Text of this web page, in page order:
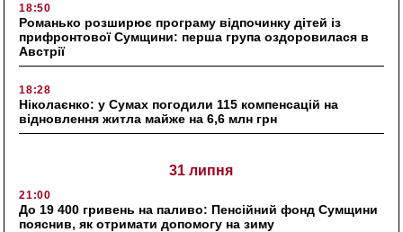
18:50
Романько розширює програму відпочинку дітей із
прифронтової Сумщини: перша група оздоровилася в
Австрії
18:28
Ніколаєнко: у Сумах погодили 115 компенсацій на
відновлення житла майже на 6,6 млн грн
31 липня
21:00
До 19 400 гривень на паливо: Пенсійний фонд Сумщини
пояснив, як отримати допомогу на зиму